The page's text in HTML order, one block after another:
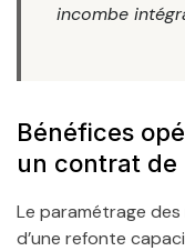
incombe
Bénéfices
un contrat de
Le paramétrage
d’une refonte